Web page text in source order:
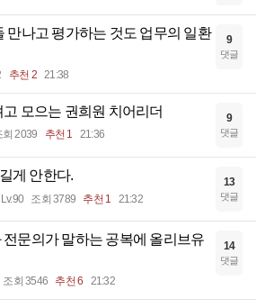
만나고 평가하는 것도 업무의 일환
추천 2 21:38
9
댓글
고 모으는 권희원 치어리더
회 2039 추천 1 21:36
9
댓글
게 안한다.
Lv.90 조회 3789 추천 1 21:32
13
댓글
전문의가 말하는 공복에 올리브유
조회 3546 추천 6 21:32
14
댓글